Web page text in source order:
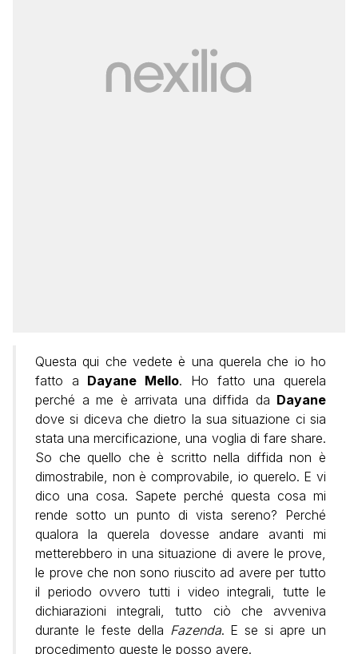
Questa qui che vedete è una querela che io ho
fatto a Dayane Mello. Ho fatto una querela
perché a me è arrivata una diffida da Dayane
dove si diceva che dietro la sua situazione ci sia
stata una mercificazione, una voglia di fare share.
So che quello che è scritto nella diffida non è
dimostrabile, non è comprovabile, io querelo. E vi
dico una cosa. Sapete perché questa cosa mi
rende sotto un punto di vista sereno? Perché
qualora la querela dovesse andare avanti mi
metterebbero in una situazione di avere le prove,
le prove che non sono riuscito ad avere per tutto
il periodo ovvero tutti i video integrali, tutte le
dichiarazioni integrali, tutto ciò che avveniva
durante le feste della Fazenda. E se si apre un
procedimento queste le posso avere.